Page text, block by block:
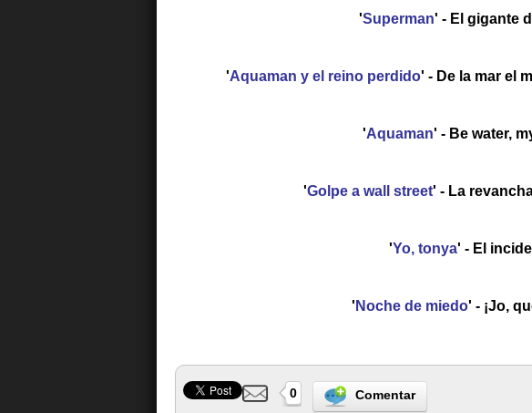
'Superman' - El gigante
'Aquaman y el reino perdido' - De la mar el
'Aquaman' - Be water,
'Golpe a wall street' - La
'Yo, tonya' - El
' Noche de miedo' - ¡Jo,
0 Comentar